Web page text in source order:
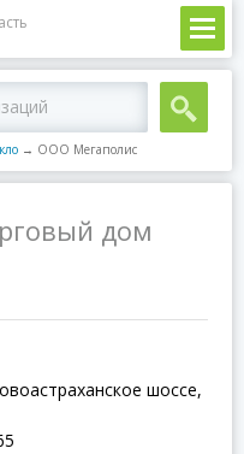
→ ООО Мегаполис
дом
шоссе,